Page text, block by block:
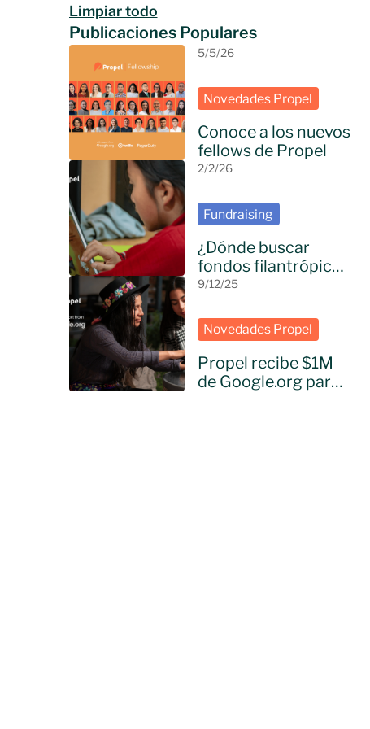
Limpiar todo
Publicaciones Populares
5/5/26
Novedades Propel
Conoce a los nuevos
fellows de Propel
2/2/26
Fundraising
¿Dónde buscar
fondos filantrópicos
en 2026?
9/12/25
Novedades Propel
Propel recibe $1M
de Google.org para